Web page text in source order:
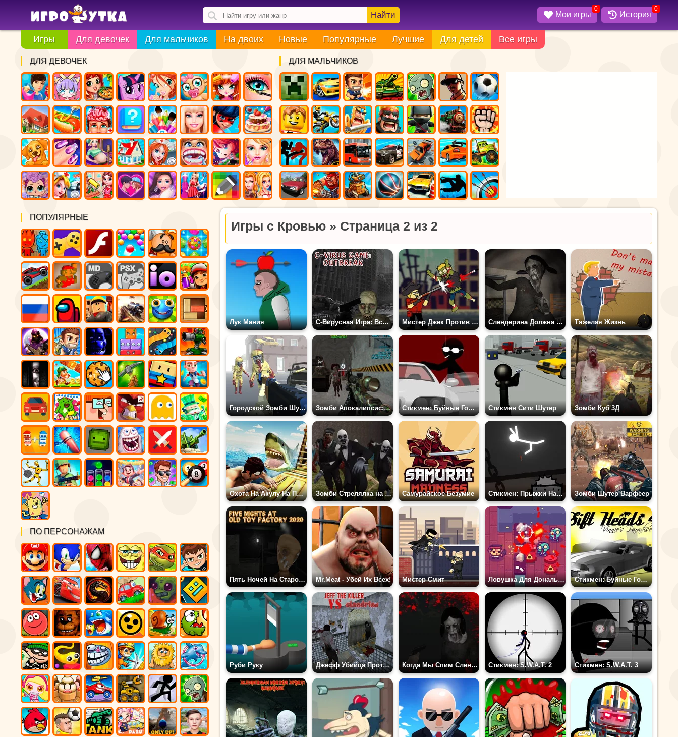
Найти Мои игры
0
История
0
Игры Для девочек Для мальчиков На двоих Новые Популярные Лучшие Для детей Все игры
ДЛЯ МАЛЬЧИКОВ
ДЛЯ ДЕВОЧЕК
ПОПУЛЯРНЫЕ
ПО ПЕРСОНАЖАМ
Игры с Кровью » Страница 2 из 2
Лук Мания С-Вирусная Игра: Вспышка Болезни Мистер Джек Против Зомби Слендерина Должна Умереть: Убежище Тяжелая Жизнь
Городской Зомби Шутер Зомби Апокалипсис: Бункер Выживание Z Стикмен: Буйные Головы 2 Стикмен Сити Шутер Зомби Куб 3Д
Охота На Акулу На Плоту Зомби Стрелялка на Выживание 3Д Самурайское Безумие Стикмен: Прыжки На Веревке На Выживание Зомби Шутер Варфеер
Пять Ночей На Старой Фабрике Игрушек 2020 Mr.Meat - Убей Их Всех! Мистер Смит Ловушка Для Дональда Стикмен: Буйные Головы 4
Руби Руку Джефф Убийца Против Слендермена Когда Мы Спим Слендерина Здесь Стикмен: S.W.A.T. 2 Стикмен: S.W.A.T. 3